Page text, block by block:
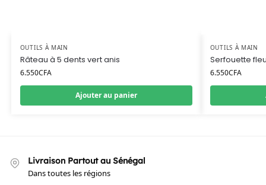
OUTILS À MAIN
Râteau à 5 dents vert anis
6.550CFA
Ajouter au panier
OUTILS À MAIN
Serfouette
6.550CFA
Livraison Partout au Sénégal
Dans toutes les régions